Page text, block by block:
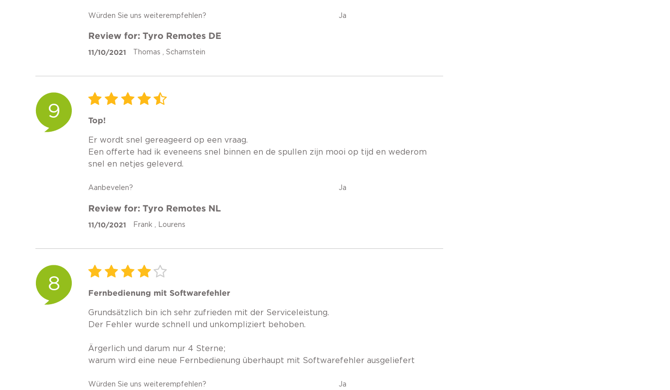
Würden Sie uns weiterempfehlen? Ja
Review for: Tyro Remotes DE
11/10/2021 Thomas , Scharnstein
9 Top!
Er wordt snel gereageerd op een vraag.
Een offerte had ik eveneens snel binnen en de spullen zijn mooi op tijd en wederom
snel en netjes geleverd.
Aanbevelen? Ja
Review for: Tyro Remotes NL
11/10/2021 Frank , Lourens
8 Fernbedienung mit Softwarefehler
Grundsätzlich bin ich sehr zufrieden mit der Serviceleistung.
Der Fehler wurde schnell und unkompliziert behoben.
Ärgerlich und darum nur 4 Sterne;
warum wird eine neue Fernbedienung überhaupt mit Softwarefehler ausgeliefert
Würden Sie uns weiterempfehlen? Ja